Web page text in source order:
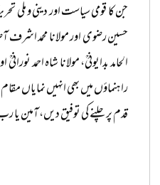
جن کا قومی سیاست اور دینی و ملی
حسین رضوی اور مولانا محمد
الحامد بدایونیؒ، مولانا شاہ احمد
راہنماؤں میں بھی انہیں نمایاں
قدم پر چلنے کی توفیق دیں، آمین یا